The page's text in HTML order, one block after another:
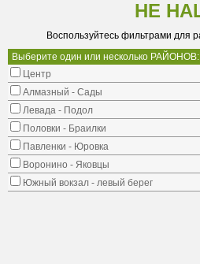
НЕ
Воспользуйтесь фильтрами для
Выберите один или несколько РАЙОНОВ:
Центр
Алмазный - Сады
Левада - Подол
Половки - Браилки
Павленки - Юровка
Воронино - Яковцы
Южный вокзал - левый берег